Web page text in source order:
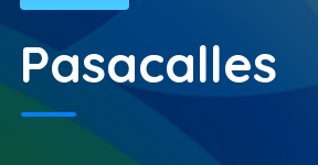
Pasacalles